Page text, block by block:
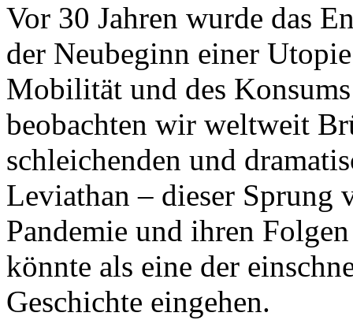
Vor 30 Jahren wurde das
der Neubeginn einer
Mobilität und des
beobachten wir weltweit
schleichenden und
Leviathan – dieser Sprung
Pandemie und ihren
könnte als eine der
Geschichte eingehen.